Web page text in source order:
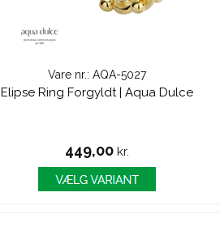
Vare nr.: AQA-5027
Elipse Ring Forgyldt | Aqua Dulce
449,00 kr.